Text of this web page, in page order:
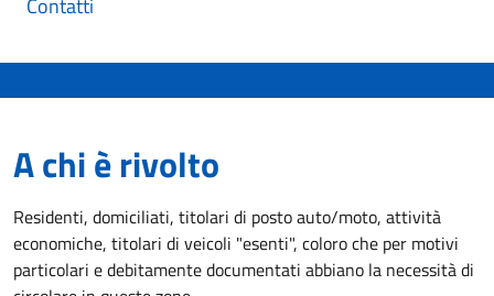
Contatti
A chi è rivolto
Residenti, domiciliati, titolari di posto auto/moto, attività
economiche, titolari di veicoli "esenti", coloro che per motivi
particolari e debitamente documentati abbiano la necessità di